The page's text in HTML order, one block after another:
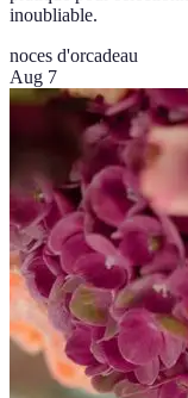
inoubliable.
noces d'orcadeau
Aug 7